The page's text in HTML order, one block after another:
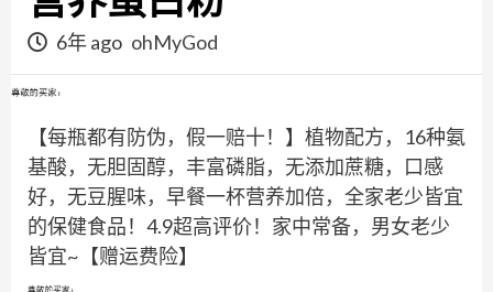
6年 ago ohMyGod
【每瓶都有防伪，假一赔十！】植物配方，16种氨
基酸，无胆固醇，丰富磷脂，无添加蔗糖，口感
好，无豆腥味，早餐一杯营养加倍，全家老少皆宜
的保健食品！4.9超高评价！家中常备，男女老少
皆宜~【赠运费险】